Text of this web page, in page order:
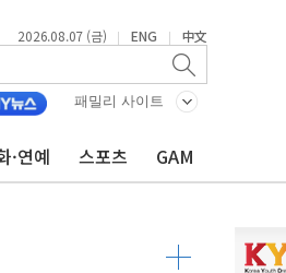
2026.08.07 (금) | ENG | 中文
패밀리 사이트
·연예 스포츠 GAM